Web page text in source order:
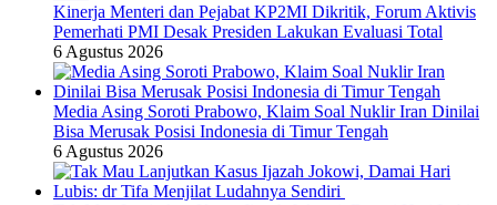
Kinerja Menteri dan Pejabat KP2MI Dikritik, Forum Aktivis
Pemerhati PMI Desak Presiden Lakukan Evaluasi Total
6 Agustus 2026
Media Asing Soroti Prabowo, Klaim Soal Nuklir Iran Dinilai
Bisa Merusak Posisi Indonesia di Timur Tengah
6 Agustus 2026